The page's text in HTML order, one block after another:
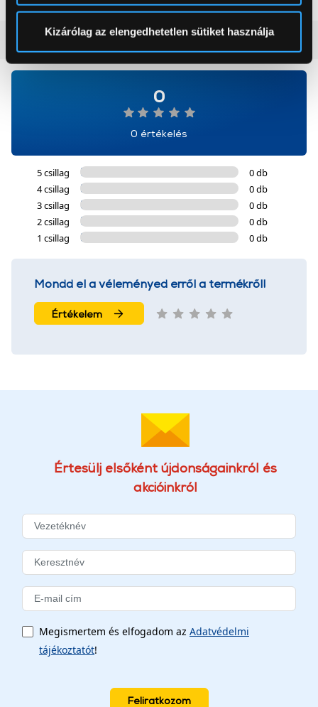
pontban. Bármikor módosíthatja vagy visszavonhatja a
Sütinyilatkozathoz való hozzájárulását.
cookie-k személyazonosítására nem alkalmasak,
szolgáltatásaink biztosításához szükségesek. Az oldal
Kizárólag az elengedhetetlen sütiket használja
Vásárlói vélemények(0)
0
0 értékelés
5 csillag
0 db
4 csillag
0 db
3 csillag
0 db
2 csillag
0 db
1 csillag
0 db
Mondd el a véleményed erről a termékről!
Értékelem
Értesülj elsőként újdonságainkról és
akcióinkról
Megismertem és elfogadom az Adatvédelmi
tájékoztatót!
Feliratkozom